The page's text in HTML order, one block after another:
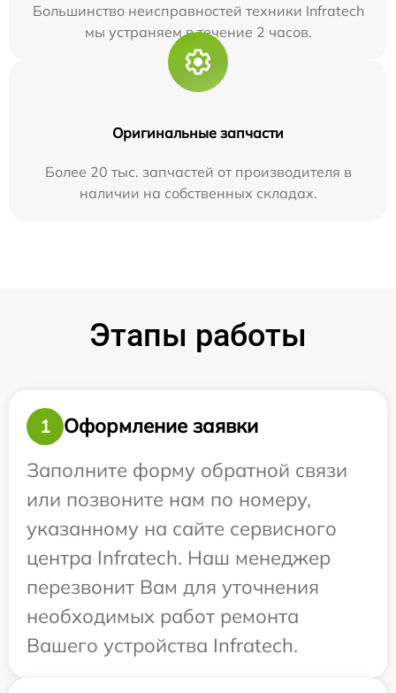
Большинство неисправностей техники Infratech
мы устраняем в течение 2 часов.
Оригинальные запчасти
Более 20 тыс. запчастей от производителя в
наличии на собственных складах.
Этапы работы
1
Оформление заявки
Заполните форму обратной связи
или позвоните нам по номеру,
указанному на сайте сервисного
центра Infratech. Наш менеджер
перезвонит Вам для уточнения
необходимых работ ремонта
Вашего устройства Infratech.